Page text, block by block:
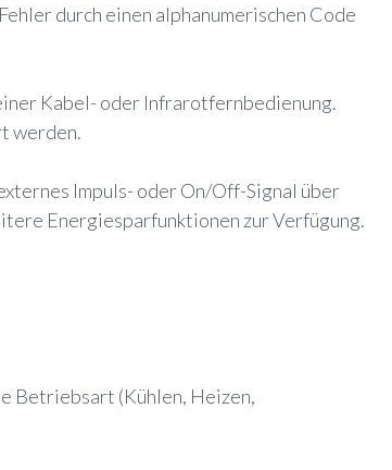
durch einen alphanumerischen Code
Kabel- oder Infrarotfernbedienung.
werden.
Impuls- oder On/Off-Signal über
Energiesparfunktionen zur Verfügung.
Betriebsart (Kühlen, Heizen,